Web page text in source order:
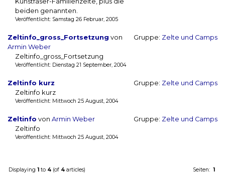
beiden genannten.
Veröffentlicht: Samstag 26 Februar, 2005
Zeltinfo_gross_Fortsetzung von
Armin Weber
Gruppe: Zelte und Camps
Zeltinfo_gross_Fortsetzung
Veröffentlicht: Dienstag 21 September, 2004
Zeltinfo kurz Gruppe: Zelte und Camps
Zeltinfo kurz
Veröffentlicht: Mittwoch 25 August, 2004
Zeltinfo von Armin Weber Gruppe: Zelte und Camps
Zeltinfo
Veröffentlicht: Mittwoch 25 August, 2004
Displaying 1 to 4 (of 4 articles) Seiten: 1